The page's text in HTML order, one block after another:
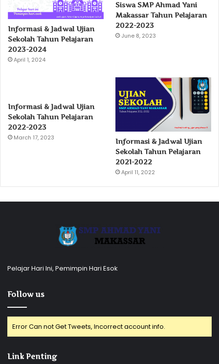
Informasi & Jadwal Ujian
Sekolah Tahun Pelajaran
2023-2024
April 1, 2024
Siswa SMP Ahmad Yani
Makassar Tahun Pelajaran
2022-2023
June 8, 2023
Informasi & Jadwal Ujian
Sekolah Tahun Pelajaran
2022-2023
March 17, 2023
Informasi & Jadwal Ujian
Sekolah Tahun Pelajaran
2021-2022
April 11, 2022
Pelajar Hari Ini, Pemimpin Hari Esok
Follow us
Error Can not Get Tweets, Incorrect account info.
Link Penting